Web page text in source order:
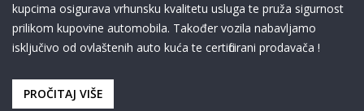
kupcima osigurava vrhunsku kvalitetu usluga te pruža sigurnost
prilikom kupovine automobila. Također vozila nabavljamo
isključivo od ovlaštenih auto kuća te certificirani prodavača !
PROČITAJ VIŠE